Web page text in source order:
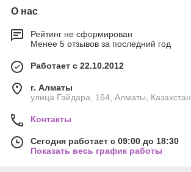
О нас
Рейтинг не сформирован
Менее 5 отзывов за последний год
Работает с 22.10.2012
г. Алматы
улица Гайдара, 164, Алматы, Казахстан
Контакты
Сегодня работает с 09:00 до 18:30
Показать весь график работы